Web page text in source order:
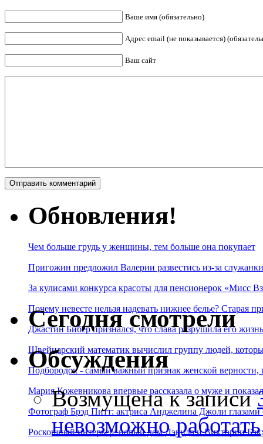
Ваше имя (обязательно)
Адрес email (не показывается)
Ваш сайт
Обновления!
Чем больше грудь у женщины, тем больше она покупает
Пригожин предложил Валерии развестись из-за
За кулисами конкурса красоты для пенсионерок «Мисс
Почему невесте нельзя надевать нижнее белье? Старая
Джастин Бибер признался, что слава разрушила его
Швейцарский математик вычислил группу людей,
Подбородок - самый важный признак женской
Мария Кожевникова впервые рассказала о муже и
Фотограф Брэд Питт: актриса Анджелина Джоли глазами
Роскошный интерьер: новый дом Дэвида и Виктории
Сегодня смотрели
Обсуждения
Возмущенак записи
невозможно работать